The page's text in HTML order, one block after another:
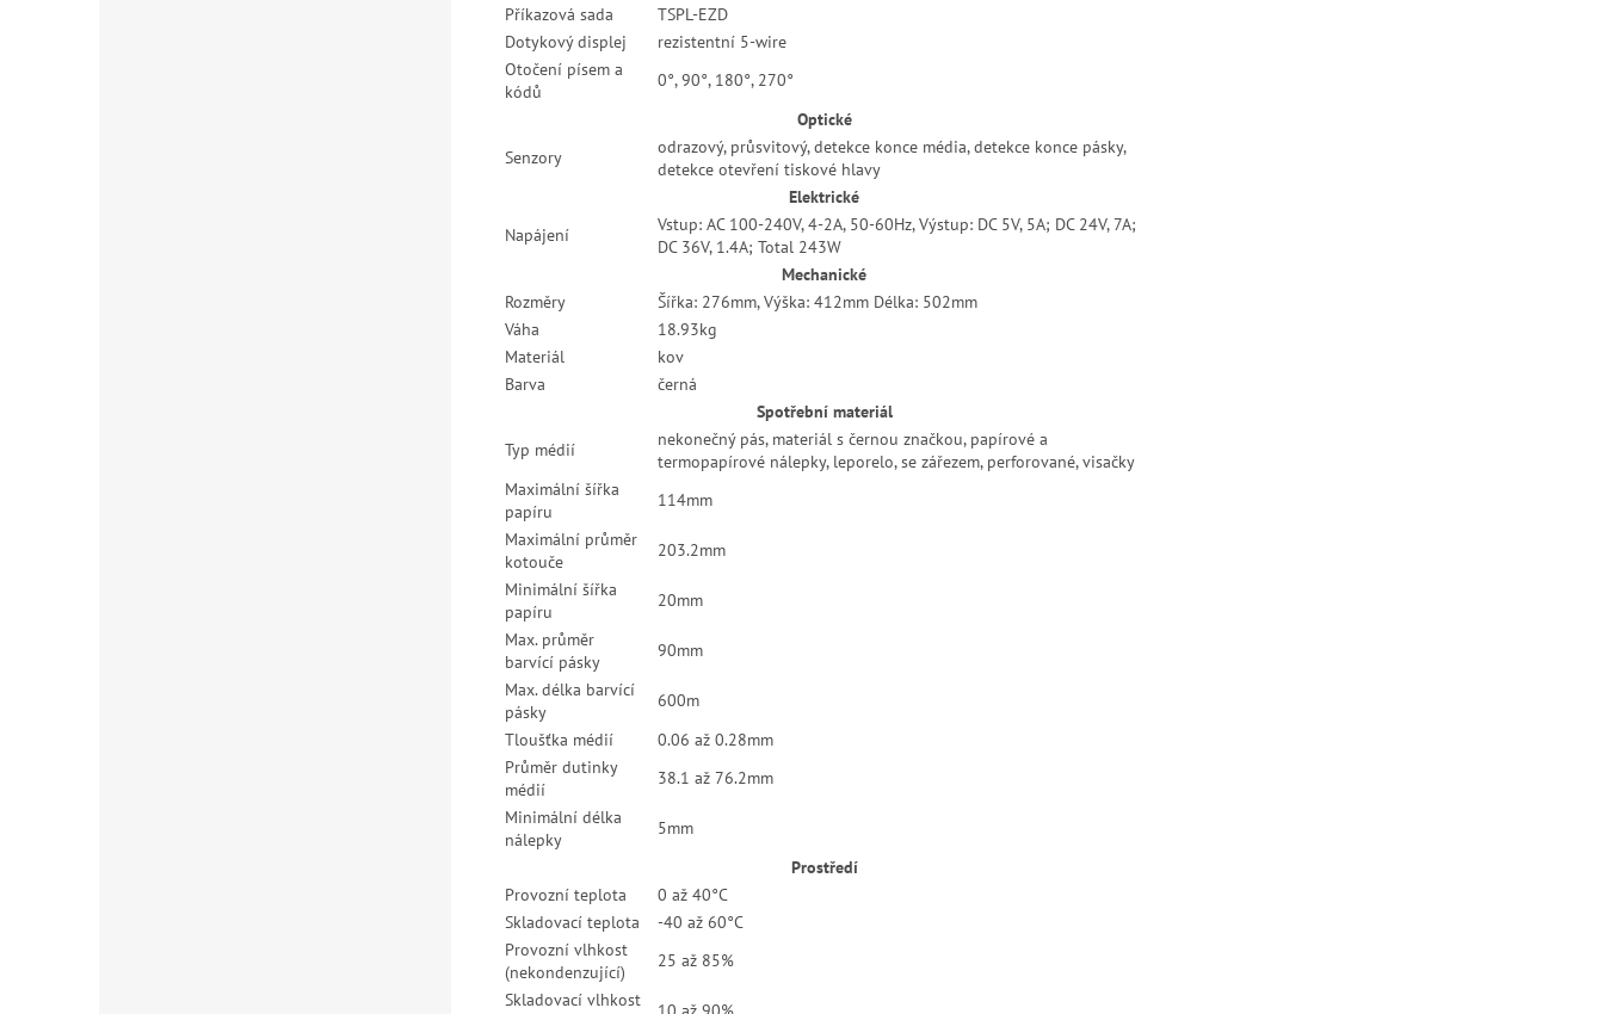
Příkazová sada
TSPL-EZD
Dotykový displej
rezistentní 5-wire
Otočení písem a
kódů
0°, 90°, 180°, 270°
Optické
Senzory
odrazový, průsvitový, detekce konce média, detekce konce pásky,
detekce otevření tiskové hlavy
Elektrické
Napájení
Vstup: AC 100-240V, 4-2A, 50-60Hz, Výstup: DC 5V, 5A; DC 24V, 7A;
DC 36V, 1.4A; Total 243W
Mechanické
Rozměry
Šířka: 276mm, Výška: 412mm Délka: 502mm
Váha
18.93kg
Materiál
kov
Barva
černá
Spotřební materiál
Typ médií
nekonečný pás, materiál s černou značkou, papírové a
termopapírové nálepky, leporelo, se zářezem, perforované, visačky
Maximální šířka
papíru
114mm
Maximální průměr
kotouče
203.2mm
Minimální šířka
papíru
20mm
Max. průměr
barvící pásky
90mm
Max. délka barvící
pásky
600m
Tloušťka médií
0.06 až 0.28mm
Průměr dutinky
médií
38.1 až 76.2mm
Minimální délka
nálepky
5mm
Prostředí
Provozní teplota
0 až 40°C
Skladovací teplota
-40 až 60°C
Provozní vlhkost
(nekondenzující)
25 až 85%
Skladovací vlhkost